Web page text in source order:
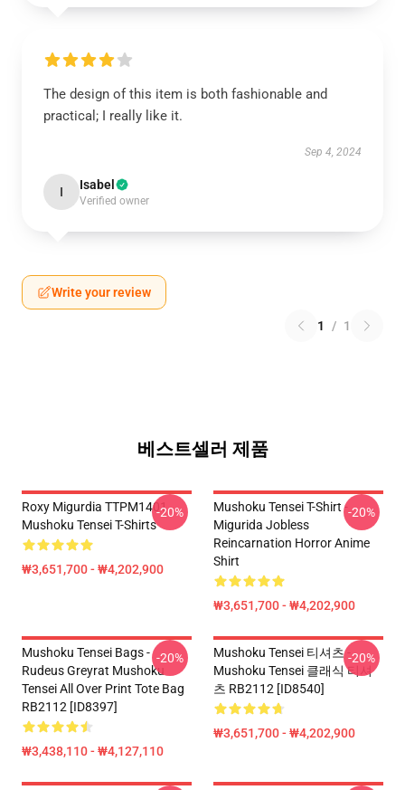
The design of this item is both fashionable and
practical; I really like it.
Sep 4, 2024
I Isabel
Verified owner
Write your review
1 / 1
베스트셀러 제품
Roxy Migurdia TTPM1401
Mushoku Tensei T-Shirts
₩3,651,700 - ₩4,202,900
-20%
Mushoku Tensei T-Shirt -
Migurida Jobless
Reincarnation Horror Anime
Shirt
₩3,651,700 - ₩4,202,900
-20%
Mushoku Tensei Bags -
Rudeus Greyrat Mushoku
Tensei All Over Print Tote Bag
RB2112 [ID8397]
₩3,438,110 - ₩4,127,110
-20%
Mushoku Tensei 티셔츠 -
Mushoku Tensei 클래식 티셔
츠 RB2112 [ID8540]
₩3,651,700 - ₩4,202,900
-20%